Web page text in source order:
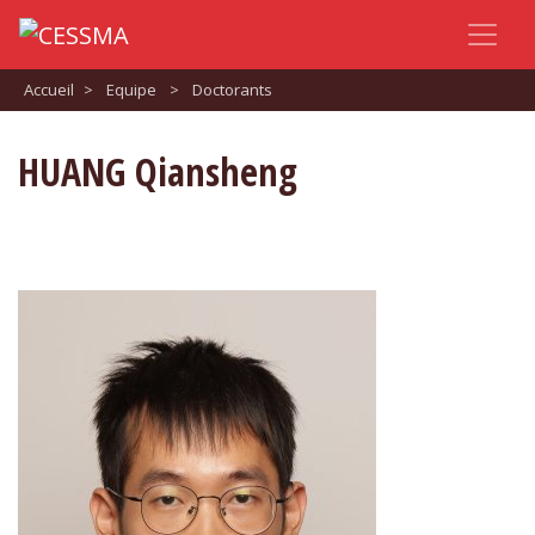
Accueil > Equipe > Doctorants
HUANG Qiansheng